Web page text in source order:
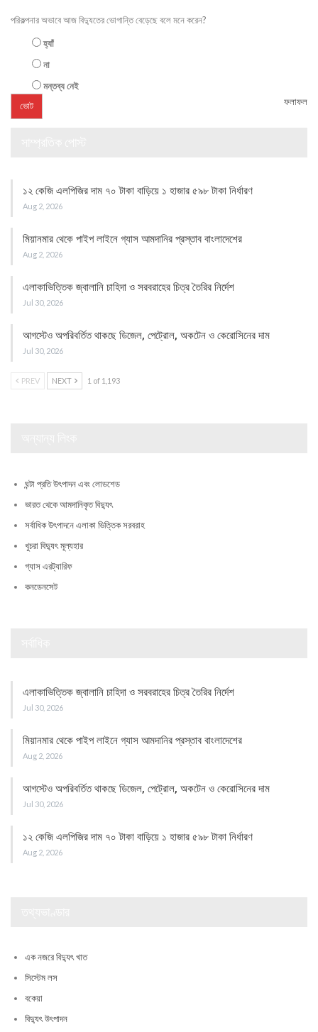
পরিকল্পনার অভাবে আজ বিদ্যুতের ভোগান্তি বেড়েছে বলে মনে করেন?
হ্যাঁ
না
মন্তব্য নেই
ফলাফল
১২ কেজি এলপিজির দাম ৭০ টাকা বাড়িয়ে ১ হাজার ৫৯৮ টাকা নির্ধারণ
Aug 2, 2026
মিয়ানমার থেকে পাইপ লাইনে গ্যাস আমদানির প্রস্তাব বাংলাদেশের
Aug 2, 2026
এলাকাভিত্তিক জ্বালানি চাহিদা ও সরবরাহের চিত্র তৈরির নির্দেশ
Jul 30, 2026
আগস্টেও অপরিবর্তিত থাকছে ডিজেল, পেট্রোল, অকটেন ও কেরোসিনের দাম
Jul 30, 2026
PREV NEXT 1 of 1,193
ঘন্টা প্রতি উৎপাদন এবং লোডশেড
ভারত থেকে আমদানিকৃত বিদ্যুৎ
সর্বাধিক উৎপাদনে এলাকা ভিত্তিক সরবরাহ
খুচরা বিদ্যুৎ মূল্যহার
গ্যাস এরট্যারিফ
কনডেনসেট
এলাকাভিত্তিক জ্বালানি চাহিদা ও সরবরাহের চিত্র তৈরির নির্দেশ
Jul 30, 2026
মিয়ানমার থেকে পাইপ লাইনে গ্যাস আমদানির প্রস্তাব বাংলাদেশের
Aug 2, 2026
আগস্টেও অপরিবর্তিত থাকছে ডিজেল, পেট্রোল, অকটেন ও কেরোসিনের দাম
Jul 30, 2026
১২ কেজি এলপিজির দাম ৭০ টাকা বাড়িয়ে ১ হাজার ৫৯৮ টাকা নির্ধারণ
Aug 2, 2026
এক নজরে বিদ্যুৎ খাত
সিস্টেম লস
বকেয়া
বিদ্যুৎ উৎপাদন